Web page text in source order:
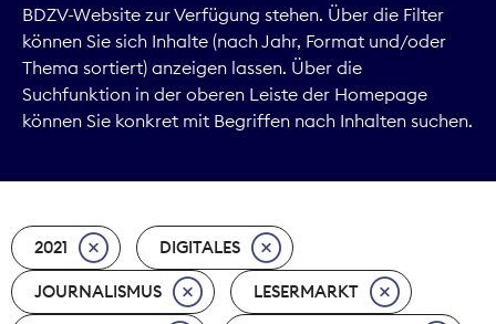
Digitales
Kommunikation
Marktdaten
Nachhaltigkeit
Nachwuchs
BDZV-Website zur Verfügung stehen. Über die Filter
können Sie sich Inhalte (nach Jahr, Format und/oder
Thema sortiert) anzeigen lassen. Über die
Suchfunktion in der oberen Leiste der Homepage
können Sie konkret mit Begriffen nach Inhalten suchen.
2021 DIGITALES
JOURNALISMUS LESERMARKT